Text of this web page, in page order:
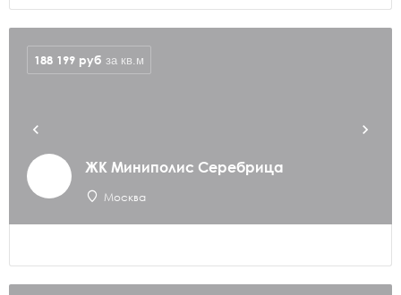
ЖК Миниполис Серебрица
Москва
188 199 руб за кв.м